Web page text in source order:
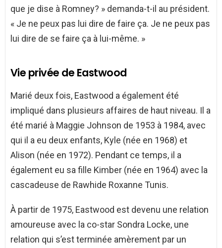
que je dise à Romney? » demanda-t-il au président.
« Je ne peux pas lui dire de faire ça. Je ne peux pas
lui dire de se faire ça à lui-même. »
Vie privée de Eastwood
Marié deux fois, Eastwood a également été
impliqué dans plusieurs affaires de haut niveau. Il a
été marié à Maggie Johnson de 1953 à 1984, avec
qui il a eu deux enfants, Kyle (née en 1968) et
Alison (née en 1972). Pendant ce temps, il a
également eu sa fille Kimber (née en 1964) avec la
cascadeuse de Rawhide Roxanne Tunis.
À partir de 1975, Eastwood est devenu une relation
amoureuse avec la co-star Sondra Locke, une
relation qui s’est terminée amèrement par un